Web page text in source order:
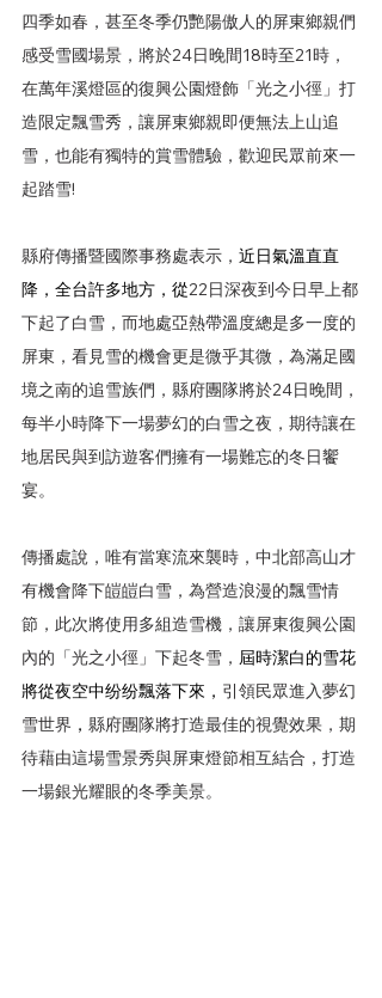
四季如春，甚至冬季仍艷陽傲人的屏東鄉親們
感受雪國場景，將於24日晚間18時至21時，
在萬年溪燈區的復興公園燈飾「光之小徑」打
造限定飄雪秀，讓屏東鄉親即便無法上山追
雪，也能有獨特的賞雪體驗，歡迎民眾前來一
起踏雪!
縣府傳播暨國際事務處表示， 近日氣溫直直
降，全台許多地方，從22日深夜到今日早上都
下起了白雪，而地處亞熱帶溫度總是多一度的
屏東，看見雪的機會更是微乎其微，為滿足國
境之南的追雪族們，縣府團隊將於24日晚間，
每半小時降下一場夢幻的白雪之夜，期待讓在
地居民與到訪遊客們擁有一場難忘的冬日饗
宴。
傳播處說，唯有當寒流來襲時，中北部高山才
有機會降下皚皚白雪，為營造浪漫的飄雪情
節，此次將使用多組造雪機，讓屏東復興公園
內的「光之小徑」下起冬雪， 屆時潔白的雪花
將從夜空中纷纷飄落下來， 引領民眾進入夢幻
雪世界 ， 縣府團隊將打造最佳的視覺效果，期
待藉由這場雪景秀與屏東燈節相互結合，打造
一場銀光耀眼的冬季美景。